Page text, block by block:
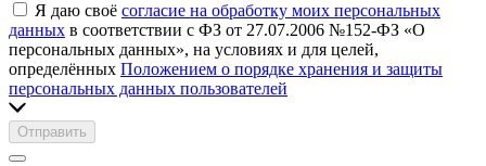
Я даю своё согласие на обработку моих персональных
данных в соответствии с ФЗ от 27.07.2006 №152-ФЗ «О
персональных данных», на условиях и для целей,
определённых Положением о порядке хранения и защиты
персональных данных пользователей
Отправить